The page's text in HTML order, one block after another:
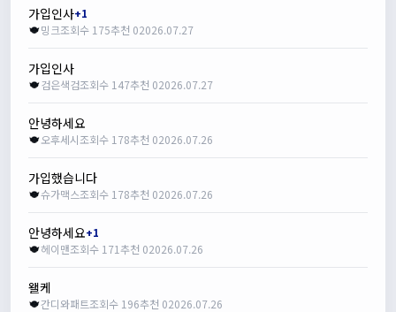
가입인사+1
밍크조회수 175추천 02026.07.27
가입인사
검은색검조회수 147추천 02026.07.27
안녕하세요
오후세시조회수 178추천 02026.07.26
가입했습니다
슈가맥스조회수 178추천 02026.07.26
안녕하세요+1
헤이맨조회수 171추천 02026.07.26
왤케
간디와패트조회수 196추천 02026.07.26